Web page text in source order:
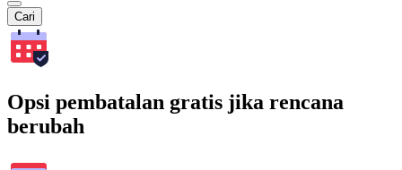
Cari
Opsi pembatalan gratis jika rencana
berubah